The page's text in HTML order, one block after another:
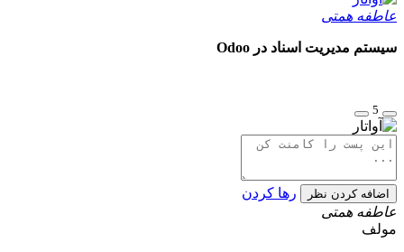
عاطفه همتی
سیستم مدیریت اسناد در Odoo
5
اضافه کردن نظر
رها کردن
عاطفه همتی
مولف